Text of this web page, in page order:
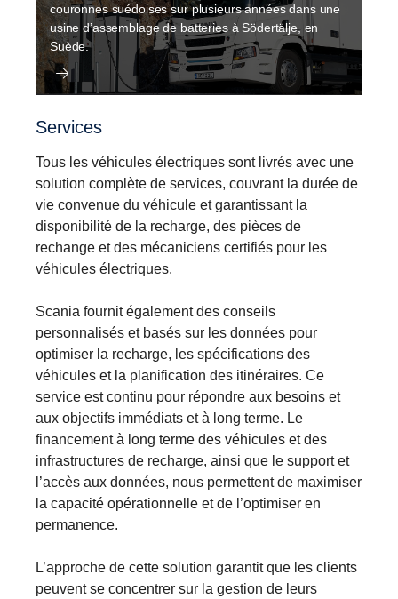
couronnes suédoises sur plusieurs années dans une
usine d’assemblage de batteries à Södertälje, en
Suède.
Services
Tous les véhicules électriques sont livrés avec une
solution complète de services, couvrant la durée de
vie convenue du véhicule et garantissant la
disponibilité de la recharge, des pièces de
rechange et des mécaniciens certifiés pour les
véhicules électriques.
Scania fournit également des conseils
personnalisés et basés sur les données pour
optimiser la recharge, les spécifications des
véhicules et la planification des itinéraires. Ce
service est continu pour répondre aux besoins et
aux objectifs immédiats et à long terme. Le
financement à long terme des véhicules et des
infrastructures de recharge, ainsi que le support et
l’accès aux données, nous permettent de maximiser
la capacité opérationnelle et de l’optimiser en
permanence.
L’approche de cette solution garantit que les clients
peuvent se concentrer sur la gestion de leurs